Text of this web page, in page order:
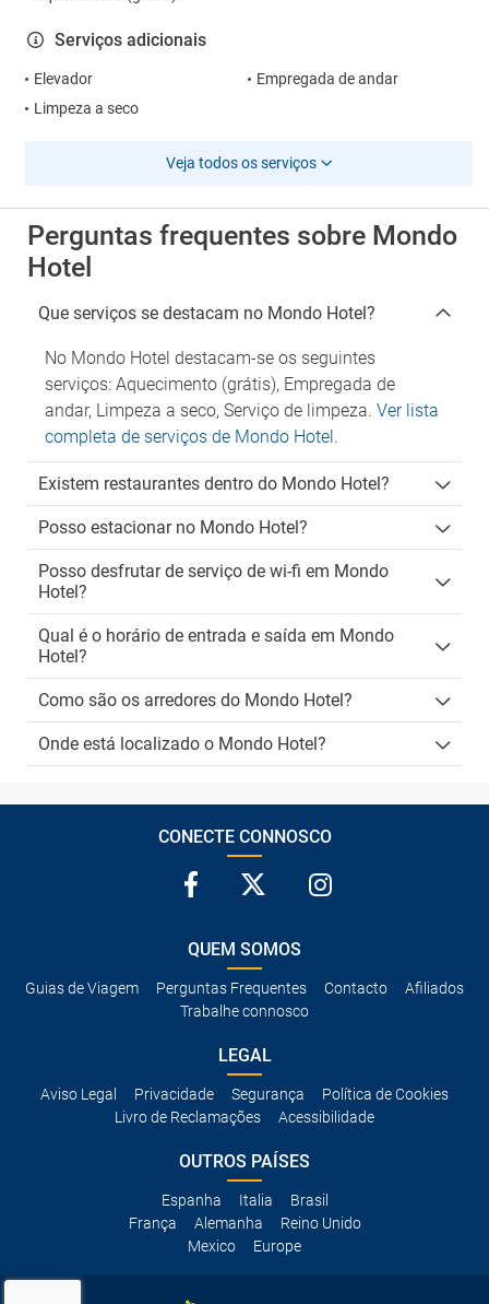
Serviços adicionais
Elevador
Empregada de andar
Limpeza a seco
Veja todos os serviços
Perguntas frequentes sobre Mondo
Hotel
Que serviços se destacam no Mondo Hotel?
No Mondo Hotel destacam-se os seguintes
serviços: Aquecimento (grátis), Empregada de
andar, Limpeza a seco, Serviço de limpeza. Ver lista
completa de serviços de Mondo Hotel.
Existem restaurantes dentro do Mondo Hotel?
Posso estacionar no Mondo Hotel?
Posso desfrutar de serviço de wi-fi em Mondo
Hotel?
Qual é o horário de entrada e saída em Mondo
Hotel?
Como são os arredores do Mondo Hotel?
Onde está localizado o Mondo Hotel?
CONECTE CONNOSCO
QUEM SOMOS
Guias de Viagem Perguntas Frequentes Contacto
Afiliados
Trabalhe connosco
LEGAL
Aviso Legal Privacidade Segurança
Política de Cookies
Livro de Reclamações
Acessibilidade
OUTROS PAÍSES
Espanha Italia
Brasil
França
Alemanha
Reino Unido
Mexico
Europe